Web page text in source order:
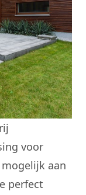
voor
aan
perfect